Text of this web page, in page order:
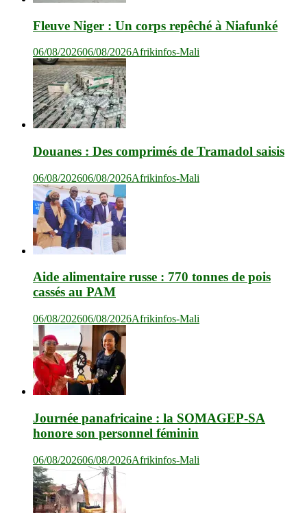
Fleuve Niger : Un corps repêché à Niafunké
06/08/202606/08/2026Afrikinfos-Mali
Douanes : Des comprimés de Tramadol saisis
06/08/202606/08/2026Afrikinfos-Mali
Aide alimentaire russe : 770 tonnes de pois
cassés au PAM
06/08/202606/08/2026Afrikinfos-Mali
Journée panafricaine : la SOMAGEP-SA
honore son personnel féminin
06/08/202606/08/2026Afrikinfos-Mali